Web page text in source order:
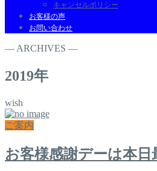
キャンセルポリシー
お客様の声
お問い合わせ
― ARCHIVES ―
2019年
wish
ご案内
お客様感謝デーは本日